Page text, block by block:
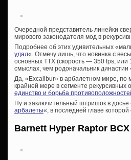
Очередной представитель линейки
мирового законодателя мод в
Подробнее об этих удивительных
удал«. Отмечу лишь, что новинка с
основных ТТХ (скорость — 350 fps, или
смыслах, чем родоначальник династии
Да, «Excalibur» в арбалетном мире, по
крайней мере в сегменте рекурсивных
единство и борьба
Ну и заключительный штришок в
арбалеты«, в последней главе
Barnett Hyper Raptor BCX